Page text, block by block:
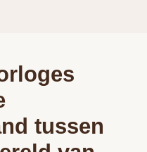
tussen